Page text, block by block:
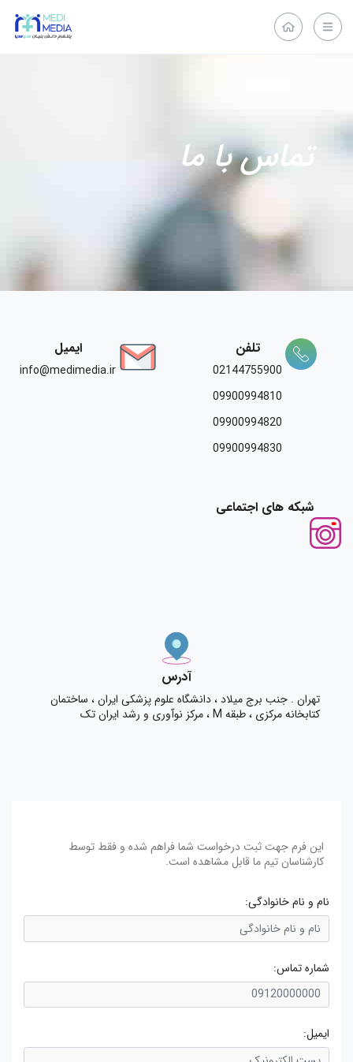
تماس با ما
تلفن
02144755900
09900994810
09900994820
09900994830
ایمیل
info@medimedia.ir
شبکه های اجتماعی
آدرس
تهران . جنب برج میلاد ، دانشگاه علوم پزشکی ایران ، ساختمان
کتابخانه مرکزی ، طبقه M ، مرکز نوآوری و رشد ایران تک
این فرم جهت ثبت درخواست شما فراهم شده و فقط توسط
کارشناسان تیم ما قابل مشاهده است.
نام و نام خانوادگی:
شماره تماس:
ایمیل: